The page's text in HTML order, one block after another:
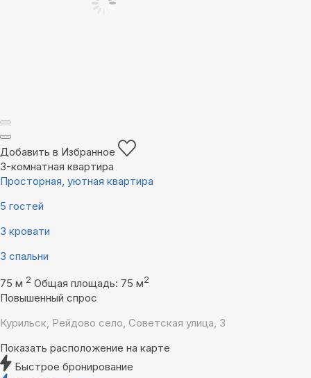
Добавить в Избранное
3-комнатная квартира
Просторная, уютная квартира
5 гостей
3 кровати
3 спальни
75 м 2 Общая площадь: 75 м2
Повышенный спрос
Курильск, Рейдово село, Советская улица, 3
Показать расположение на карте
Быстрое бронирование